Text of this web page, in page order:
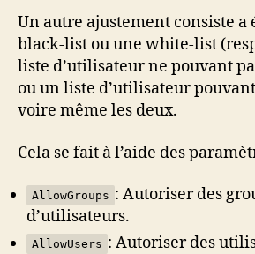
Un autre ajustement consiste a
black-list ou une white-list
liste d’utilisateur ne pouvant
ou un liste d’utilisateur
voire même les deux.
Cela se fait à l’aide des
AllowGroups : Autoriser des
d’utilisateurs.
AllowUsers : Autoriser des